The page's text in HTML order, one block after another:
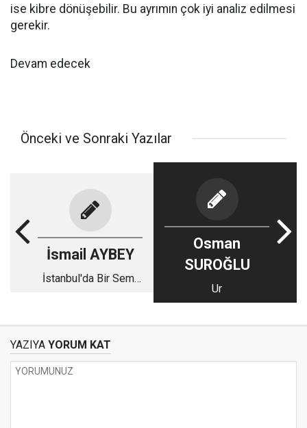
ise kibre dönüşebilir. Bu ayrımın çok iyi analiz edilmesi
gerekir.
Devam edecek
Önceki ve Sonraki Yazılar
İsmail AYBEY
İstanbul'da Bir Semt
Osman
SUROĞLU
Ur
YAZIYA YORUM KAT